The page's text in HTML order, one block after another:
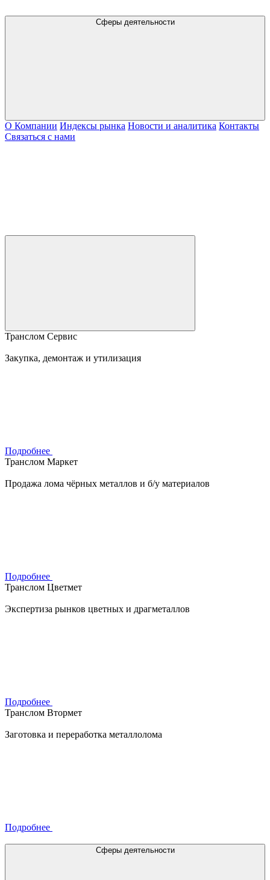
Сферы деятельности
О Компании Индексы рынка Новости и аналитика Контакты
Связаться с нами
Транслом Сервис
Закупка, демонтаж и утилизация
Подробнее
Транслом Маркет
Продажа лома чёрных металлов и б/у материалов
Подробнее
Транслом Цветмет
Экспертиза рынков цветных и драгметаллов
Подробнее
Транслом Втормет
Заготовка и переработка металлолома
Подробнее
Сферы деятельности